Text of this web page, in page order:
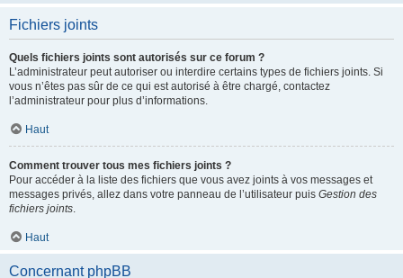
Fichiers joints
Quels fichiers joints sont autorisés sur ce forum ?
L’administrateur peut autoriser ou interdire certains types de fichiers joints. Si
vous n’êtes pas sûr de ce qui est autorisé à être chargé, contactez
l’administrateur pour plus d’informations.
Haut
Comment trouver tous mes fichiers joints ?
Pour accéder à la liste des fichiers que vous avez joints à vos messages et
messages privés, allez dans votre panneau de l’utilisateur puis Gestion des
fichiers joints.
Haut
Concernant phpBB